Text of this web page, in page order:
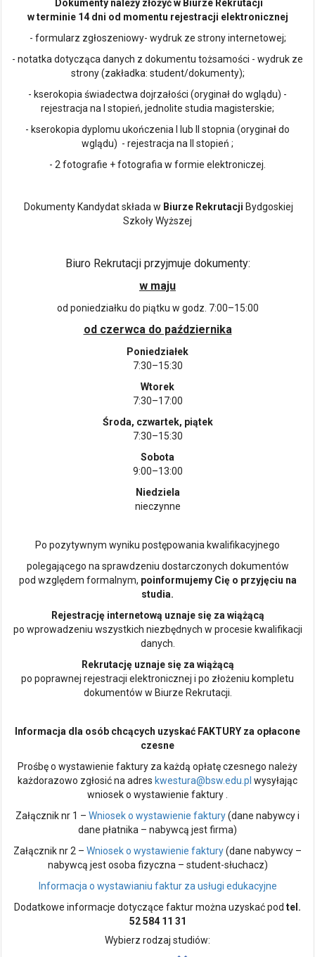
Dokumenty należy złożyć w Biurze Rekrutacji
w terminie 14 dni od momentu rejestracji elektronicznej
- formularz zgłoszeniowy- wydruk ze strony internetowej;
- notatka dotycząca danych z dokumentu tożsamości - wydruk ze
strony (zakładka: student/dokumenty);
- kserokopia świadectwa dojrzałości (oryginał do wglądu) -
rejestracja na I stopień, jednolite studia magisterskie;
- kserokopia dyplomu ukończenia I lub II stopnia (oryginał do
wglądu) - rejestracja na II stopień ;
- 2 fotografie + fotografia w formie elektroniczej.
Dokumenty Kandydat składa w Biurze Rekrutacji Bydgoskiej
Szkoły Wyższej
Biuro Rekrutacji przyjmuje dokumenty:
w maju
od poniedziałku do piątku w godz. 7:00–15:00
od czerwca do października
Poniedziałek
7:30–15:30
Wtorek
7:30–17:00
Środa, czwartek, piątek
7:30–15:30
Sobota
9:00–13:00
Niedziela
nieczynne
Po pozytywnym wyniku postępowania kwalifikacyjnego
polegającego na sprawdzeniu dostarczonych dokumentów
pod względem formalnym, poinformujemy Cię o przyjęciu na
studia.
Rejestrację internetową uznaje się za wiążącą
po wprowadzeniu wszystkich niezbędnych w procesie kwalifikacji
danych.
Rekrutację uznaje się za wiążącą
po poprawnej rejestracji elektronicznej i po złożeniu kompletu
dokumentów w Biurze Rekrutacji.
Informacja dla osób chcących uzyskać FAKTURY za opłacone
czesne
Prośbę o wystawienie faktury za każdą opłatę czesnego należy
każdorazowo zgłosić na adres kwestura@bsw.edu.pl wysyłając
wniosek o wystawienie faktury .
Załącznik nr 1 – Wniosek o wystawienie faktury(dane nabywcy i
dane płatnika – nabywcą jest firma)
Załącznik nr 2 – Wniosek o wystawienie faktury(dane nabywcy –
nabywcą jest osoba fizyczna – student-słuchacz)
Informacja o wystawianiu faktur za usługi edukacyjne
Dodatkowe informacje dotyczące faktur można uzyskać pod tel.
52 584 11 31
Wybierz rodzaj studiów: